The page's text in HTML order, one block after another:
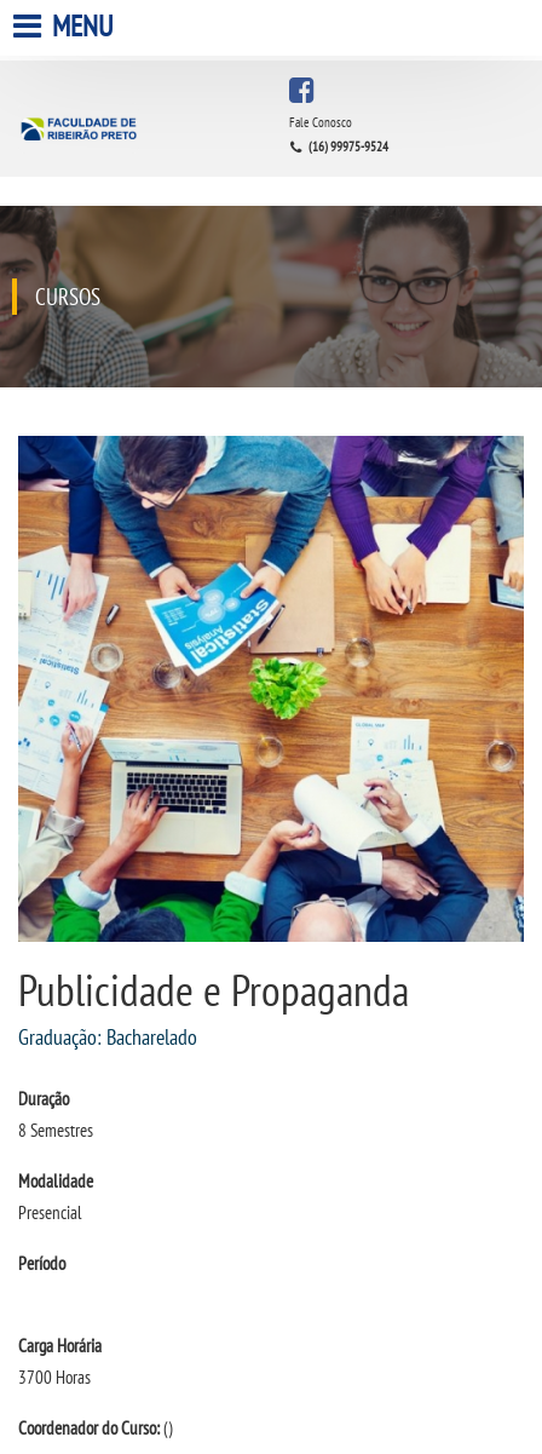
QUEM SOMOS
ESTÁGIOS
BIBLIOTECA
CPA
CPSA
PROUNI
MANUAIS, PORTARIAS E
MENSALIDADES
CURSOS
BACHARELADOS
LICENCIATURAS
TECNOLÓGICOS
VESTIBULAR
SEGUNDA GRADUAÇÃO
MATRÍCULA
MENU
Fale Conosco
(16) 99975-9524
CURSOS
Publicidade e Propaganda
Graduação: Bacharelado
Duração
8 Semestres
Modalidade
Presencial
Período
Carga Horária
3700 Horas
Coordenador do Curso:()